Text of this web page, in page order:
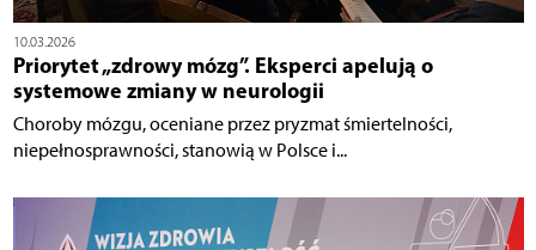
10.03.2026
Priorytet „zdrowy mózg”. Eksperci apelują o
systemowe zmiany w neurologii
Choroby mózgu, oceniane przez pryzmat śmiertelności,
niepełnosprawności, stanowią w Polsce i...